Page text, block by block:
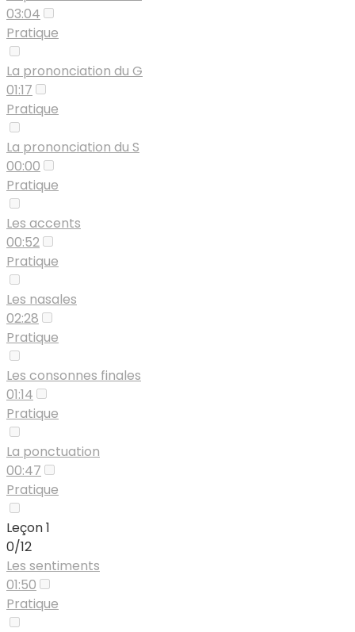
03:04
Pratique
La prononciation du G
01:17
Pratique
La prononciation du S
00:00
Pratique
Les accents
00:52
Pratique
Les nasales
02:28
Pratique
Les consonnes finales
01:14
Pratique
La ponctuation
00:47
Pratique
Leçon 1
0/12
Les sentiments
01:50
Pratique